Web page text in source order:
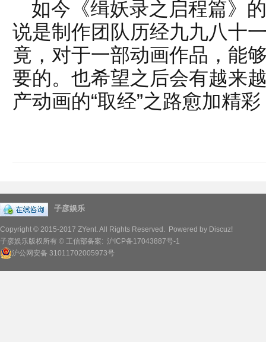
如今《缉妖录之启程篇》
说是制作团队历经九九八十
竟，对于一部动画作品，能
要的。也希望之后会有越来
产动画的“取经”之路愈加精彩
子彦娱乐
Copyright © 2015-2017 ZYent. All Rights Reserved. Powered by Discuz!
子彦娱乐版权所有 © 工信部备案: 沪ICP备17043887号-1
沪公网安备 31011702005973号